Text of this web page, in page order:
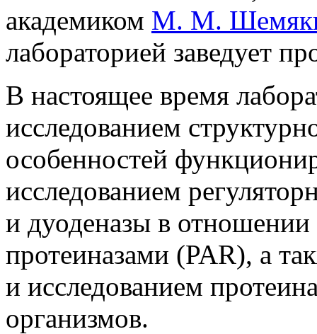
академиком М. М.
лабораторией заведует
В настоящее время
исследованием
особенностей
исследованием
и дуоденазы в
протеиназами (PAR), а
и исследованием
организмов.